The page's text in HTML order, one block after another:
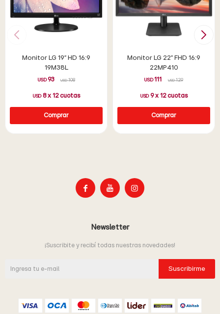
Monitor LG 19" HD 16:9
19M38L
USD 93 USD 108
USD 8x 12cuotas
Monitor LG 22" FHD 16:9
22MP410
USD 111 USD 129
USD 9x 12cuotas
  
Newsletter
¡Suscribite y recibí todas nuestras novedades!
Suscribirme